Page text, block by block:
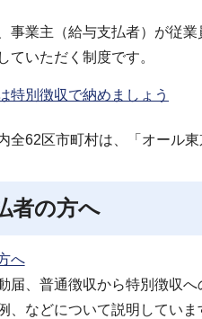
事業主（給与支払者）が従
ていただく制度です。
特別徴収で納めましょう
全62区市町村は、「オール
者の方へ
へ
届、普通徴収から特別徴収
、などについて説明していま